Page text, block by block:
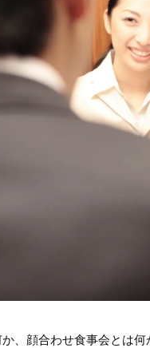
、顔合わせ食事会とは